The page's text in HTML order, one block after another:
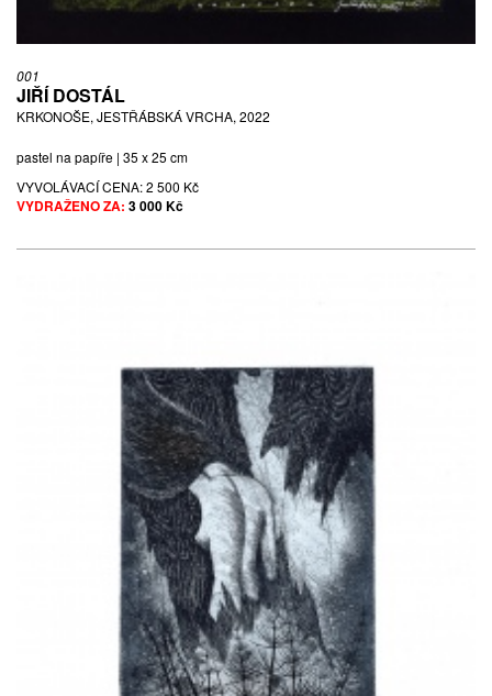
001
JIŘÍ DOSTÁL
KRKONOŠE, JESTŘÁBSKÁ VRCHA, 2022
pastel na papíře | 35 x 25 cm
VYVOLÁVACÍ CENA:2 500 Kč
VYDRAŽENO ZA: 3 000 Kč